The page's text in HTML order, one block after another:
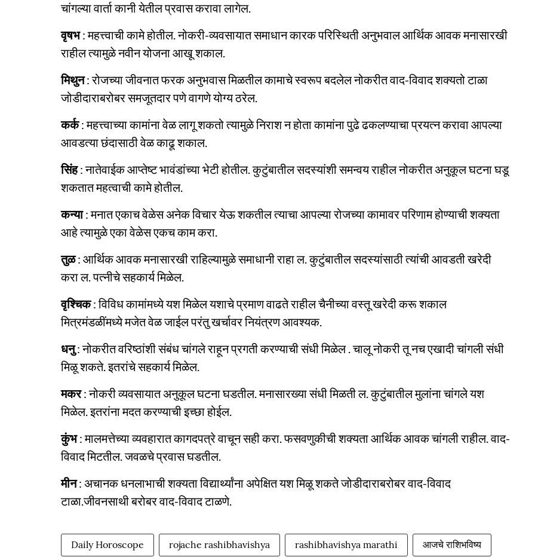
चांगल्या वार्ता कानी येतील प्रवास करावा लागेल.
वृषभ: महत्त्वाची कामे होतील. नोकरी-व्यवसायात समाधान कारक परिस्थिती अनुभवाल आर्थिक आवक मनासारखी
राहील त्यामुळे नवीन योजना आखू शकाल.
मिथुन: रोजच्या जीवनात फरक अनुभवास मिळतील कामाचे स्वरूप बदलेल नोकरीत वाद-विवाद शक्यतो टाळा
जोडीदाराबरोबर समजूतदार पणे वागणे योग्य ठरेल.
कर्क: महत्त्वाच्या कामांना वेळ लागू शकतो त्यामुळे निराश न होता कामांना पुढे ढकलण्याचा प्रयत्न करावा आपल्या
आवडत्या छंदासाठी वेळ काढू शकाल.
सिंह: नातेवाईक आप्तेष्ट भावंडांच्या भेटी होतील. कुटुंबातील सदस्यांशी समन्वय राहील नोकरीत अनुकूल घटना घडू
शकतात महत्वाची कामे होतील.
कन्या: मनात एकाच वेळेस अनेक विचार येऊ शकतील त्याचा आपल्या रोजच्या कामावर परिणाम होण्याची शक्यता
आहे त्यामुळे एका वेळेस एकच काम करा.
तुळ: आर्थिक आवक मनासारखी राहिल्यामुळे समाधानी राहा ल. कुटुंबातील सदस्यांसाठी त्यांची आवडती खरेदी
करा ल. पत्नीचे सहकार्य मिळेल.
वृश्चिक: विविध कामांमध्ये यश मिळेल यशाचे प्रमाण वाढते राहील चैनीच्या वस्तू खरेदी करू शकाल
मित्रमंडळींमध्ये मजेत वेळ जाईल परंतु खर्चावर नियंत्रण आवश्यक.
धनु: नोकरीत वरिष्ठांशी संबंध चांगले राहून प्रगती करण्याची संधी मिळेल . चालू नोकरी तू नच एखादी चांगली संधी
मिळू शकते. इतरांचे सहकार्य मिळेल.
मकर: नोकरी व्यवसायात अनुकूल घटना घडतील. मनासारख्या संधी मिळती ल. कुटुंबातील मुलांना चांगले यश
मिळेल. इतरांना मदत करण्याची इच्छा होईल.
कुंभ: मालमत्तेच्या व्यवहारात कागदपत्रे वाचून सही करा. फसवणुकीची शक्यता आर्थिक आवक चांगली राहील. वाद-
विवाद मिटतील. जवळचे प्रवास घडतील.
मीन: अचानक धनलाभाची शक्यता विद्यार्थ्यांना अपेक्षित यश मिळू शकते जोडीदाराबरोबर वाद-विवाद
टाळा.जीवनसाथी बरोबर वाद-विवाद टाळणे.
Daily Horoscope rojache rashibhavishya rashibhavishya marathi आजचे राशिभविष्य